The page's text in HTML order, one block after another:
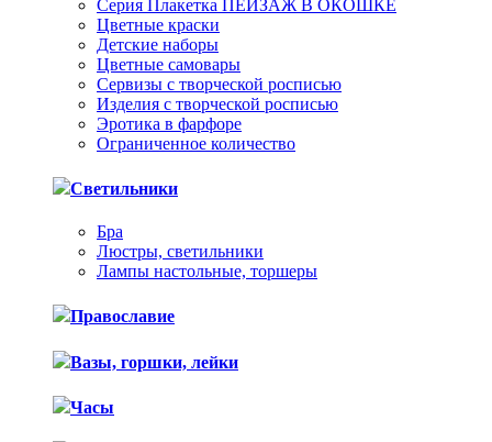
Серия Плакетка ПЕЙЗАЖ В ОКОШКЕ
Цветные краски
Детские наборы
Цветные самовары
Сервизы с творческой росписью
Изделия с творческой росписью
Эротика в фарфоре
Ограниченное количество
Светильники
Бра
Люстры, светильники
Лампы настольные, торшеры
Православие
Вазы, горшки, лейки
Часы